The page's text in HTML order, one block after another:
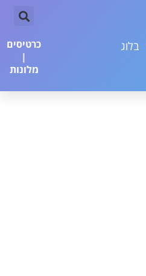
בלוג
כרטיסים
|
מלונות